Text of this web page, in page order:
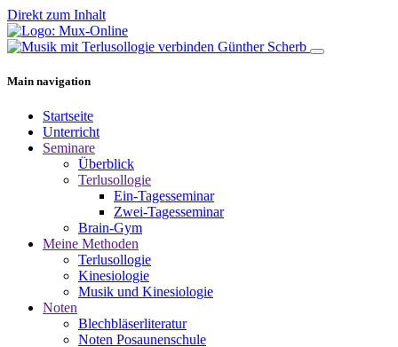
Direkt zum Inhalt
Main navigation
Startseite
Unterricht
Seminare
Überblick
Terlusollogie
Ein-Tagesseminar
Zwei-Tagesseminar
Brain-Gym
Meine Methoden
Terlusollogie
Kinesiologie
Musik und Kinesiologie
Noten
Blechbläserliteratur
Noten Posaunenschule